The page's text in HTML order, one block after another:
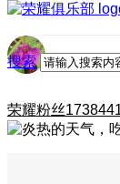
搜索
荣耀粉丝